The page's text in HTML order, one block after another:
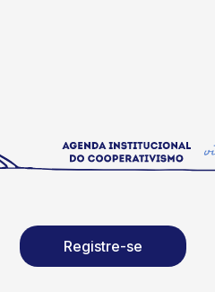
Registre-se